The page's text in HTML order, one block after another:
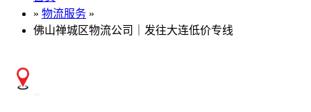
» 物流服务 »
佛山禅城区物流公司｜发往大连低价专线